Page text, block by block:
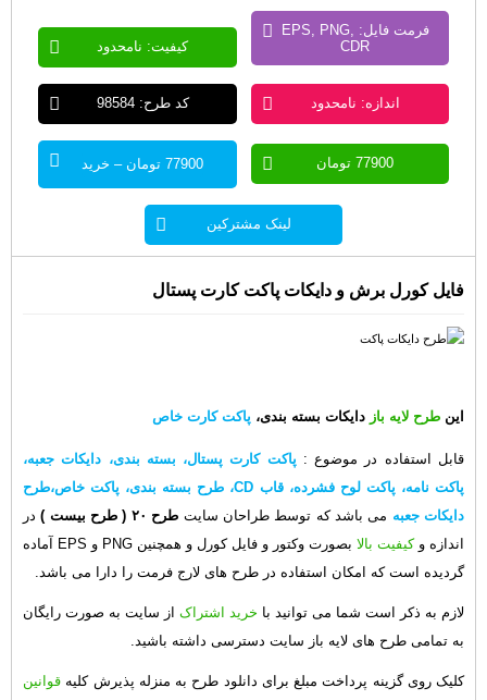
فرمت فایل: EPS, PNG,
CDR
کیفیت: نامحدود
اندازه: نامحدود کد طرح: 98584
77900 تومان 77900 تومان – خرید
لینک مشترکین
فایل کورل برش و دایکات پاکت کارت پستال
این طرح لایه باز دایکات بسته بندی، پاکت کارت خاص
قابل استفاده در موضوع: پاکت کارت پستال، بسته بندی، دایکات جعبه،
پاکت نامه، پاکت لوح فشرده، قاب CD، طرح بسته بندی، پاکت خاص،طرح
دایکات جعبه می باشد که توسط طراحان سایت طرح ۲۰ ( طرح بیست )در
اندازه وکیفیت بالا
بصورت وکتور و فایل کورل و همچنین PNG و EPS آماده
گردیده است که امکان استفاده در طرح های لارج فرمت را دارا می باشد.
لازم به ذکر است شما می توانید با خرید اشتراک از سایت به صورت رایگان
به تمامی طرح های لایه باز سایت دسترسی داشته باشید.
کلیک روی گزینه پرداخت مبلغ برای دانلود طرح به منزله پذیرش کلیه قوانین